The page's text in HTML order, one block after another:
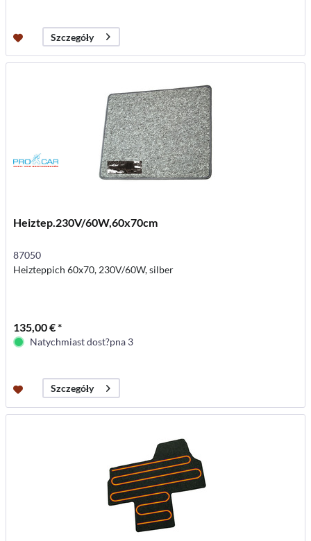
Szczegóły
Heiztep.230V/60W,60x70cm
87050
Heizteppich 60x70, 230V/60W, silber
135,00 € *
Natychmiast dost?pna 3
Szczegóły